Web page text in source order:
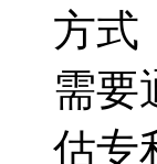
方式
需要
估专